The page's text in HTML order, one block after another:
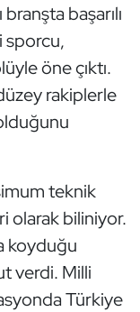
başarılı
sporcu,
öne çıktı.
rakiplerle
teknik
olarak biliniyor.
koyduğu
verdi. Milli
Türkiye